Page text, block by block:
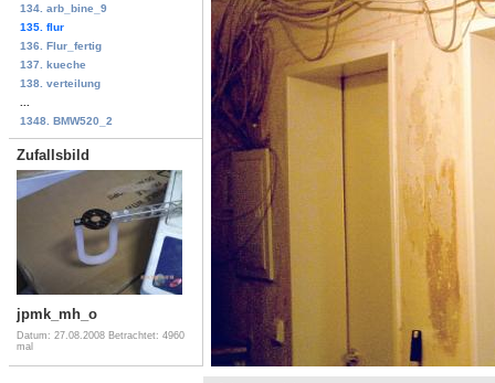
134. arb_bine_9
135. flur
136. Flur_fertig
137. kueche
138. verteilung
1348. BMW520_2
Zufallsbild
jpmk_mh_o
Datum: 27.08.2008 Betrachtet: 4960
mal